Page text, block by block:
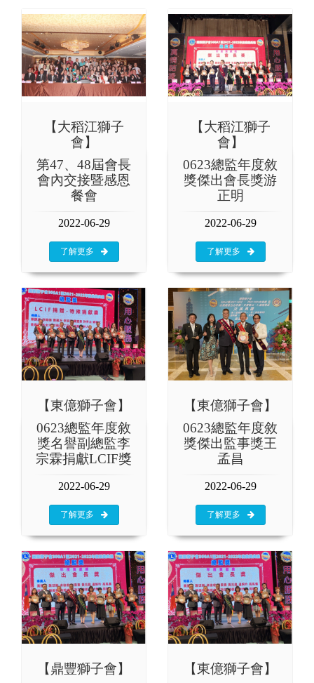
【大稻江獅子
會】
第47、48屆會長
會內交接暨感恩
餐會
2022-06-29
了解更多
【大稻江獅子
會】
0623總監年度敘
獎傑出會長獎游
正明
2022-06-29
了解更多
【東億獅子會】
0623總監年度敘
獎名譽副總監李
宗霖捐獻LCIF獎
2022-06-29
了解更多
【東億獅子會】
0623總監年度敘
獎傑出監事獎王
孟昌
2022-06-29
了解更多
【鼎豐獅子會】
【東億獅子會】